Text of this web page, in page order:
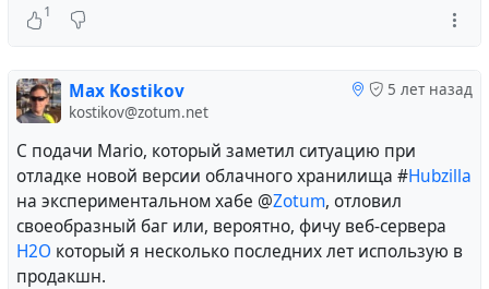
общения с людьми.
рассматривать #
в качестве такой
альтернативы. Опуская очевидную
сомнительность этой платформы по части
сохранения приватности и безопасности своих
пользователей, рассматривать не самый лучший
мессенджер в качестве замены социальной сети в
принципе неправильно. Он не предназначен для
использования в качестве платформы для
1
5 лет назад
Max Kostikov
kostikov@zotum.net
С подачи Mario, который заметил ситуацию при
отладке новой версии облачного хранилища #Hubzilla
на экспериментальном хабе @Zotum, отловил
своеобразный баг или, вероятно, фичу веб-сервера
H2O который я несколько последних лет использую в
продакшн.